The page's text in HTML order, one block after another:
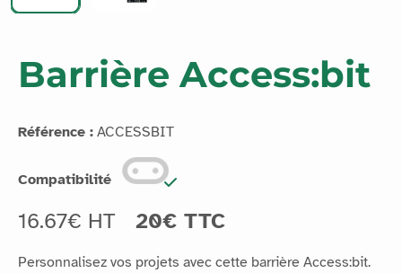
Barrière Access:bit
Référence : ACCESSBIT
Compatibilité
16.67€ HT 20€ TTC
Personnalisez vos projets avec cette barrière Access:bit.